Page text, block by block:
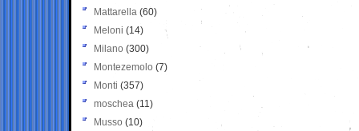
Mattarella (60)
Meloni (14)
Milano (300)
Montezemolo (7)
Monti (357)
moschea (11)
Musso (10)